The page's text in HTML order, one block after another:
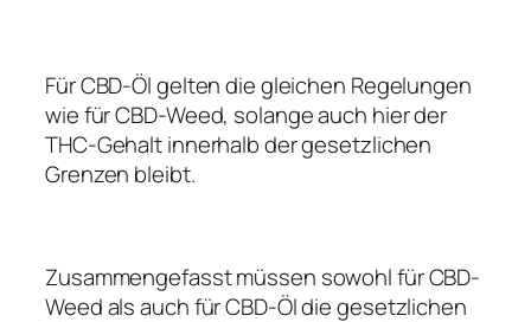
Für CBD-Öl gelten die gleichen Regelungen
wie für CBD-Weed, solange auch hier der
THC-Gehalt innerhalb der gesetzlichen
Grenzen bleibt.
Zusammengefasst müssen sowohl für CBD-
Weed als auch für CBD-Öl die gesetzlichen